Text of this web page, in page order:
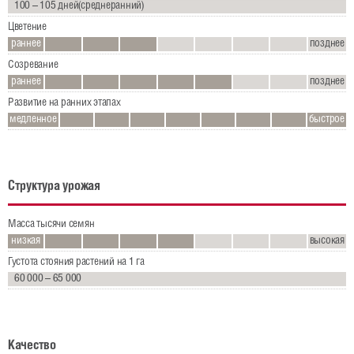
100 – 105 дней(среднеранний)
Цветение
раннее
позднее
Созревание
раннее
позднее
Развитие на ранних этапах
медленное
быстрое
Структура урожая
Масса тысячи семян
низкая
высокая
Густота стояния растений на 1 га
60 000 – 65 000
Качество
Семеноводство
Логистика
Материалы для скачивания
Региональные представители